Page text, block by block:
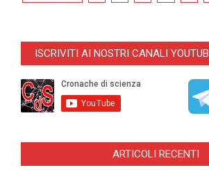
ISCRIVITI AI NOSTRI CANALI
ARTICOLI RECENTI